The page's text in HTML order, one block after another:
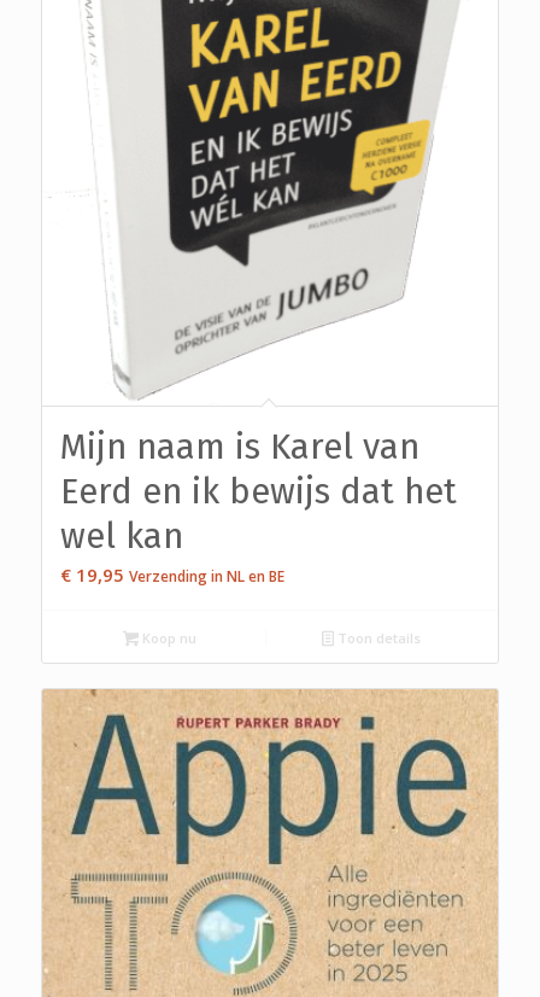
Mijn naam is Karel van
Eerd en ik bewijs dat het
wel kan
€19,95 Verzending in NL en BE
Koop nu Toon details